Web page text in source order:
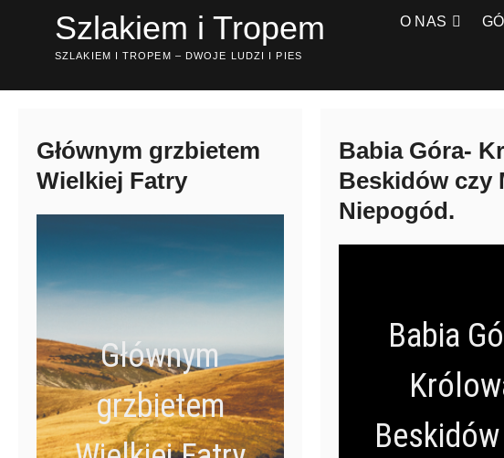
Szlakiem i Tropem
SZLAKIEM I TROPEM – DWOJE LUDZI I PIES
O NAS
Głównym grzbietem
Wielkiej Fatry
Głównym
grzbietem
Babia Góra-
Beskidów czy
Niepogód.
Babia